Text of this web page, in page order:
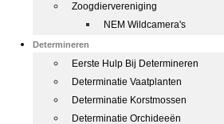
Zoogdiervereniging
NEM Wildcamera's
Determineren
Eerste Hulp Bij Determineren
Determinatie Vaatplanten
Determinatie Korstmossen
Determinatie Orchideeën